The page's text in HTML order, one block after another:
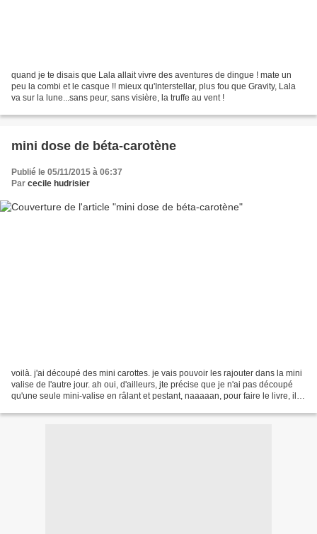
quand je te disais que Lala allait vivre des aventures de dingue ! mate un
peu la combi et le casque !! mieux qu'Interstellar, plus fou que Gravity, Lala
va sur la lune...sans peur, sans visière, la truffe au vent !
mini dose de béta-carotène
Publié le 05/11/2015 à 06:37
Par cecile hudrisier
voilà. j'ai découpé des mini carottes. je vais pouvoir les rajouter dans la mini
valise de l'autre jour. ah oui, d'ailleurs, jte précise que je n'ai pas découpé
qu'une seule mini-valise en râlant et pestant, naaaaan, pour faire le livre, il